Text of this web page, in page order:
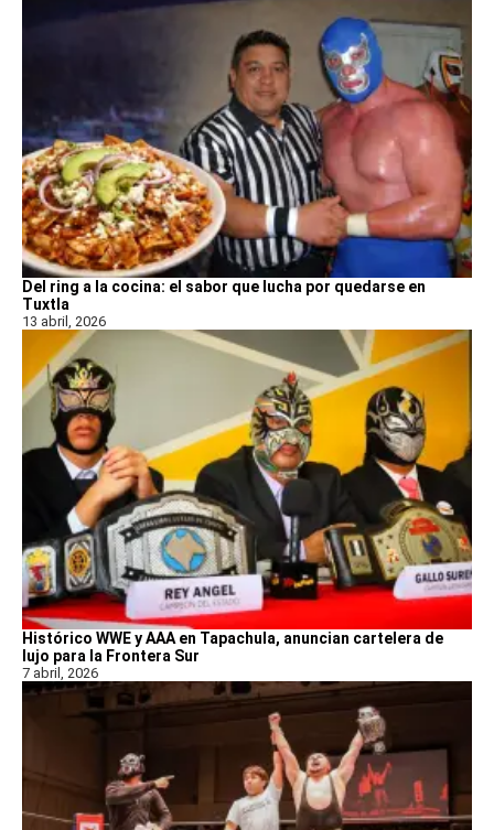
Del ring a la cocina: el sabor que lucha por quedarse en
Tuxtla
13 abril, 2026
Histórico WWE y AAA en Tapachula, anuncian cartelera de
lujo para la Frontera Sur
7 abril, 2026